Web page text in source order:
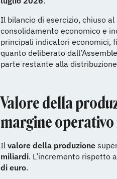
Il bilancio di esercizio, chiuso al
consolidamento economico e
principali indicatori economici,
quanto deliberato
parte restante alla
Valore della
margine operativo
Il valore della produzione
miliardi. L’incremento rispetto
di euro.